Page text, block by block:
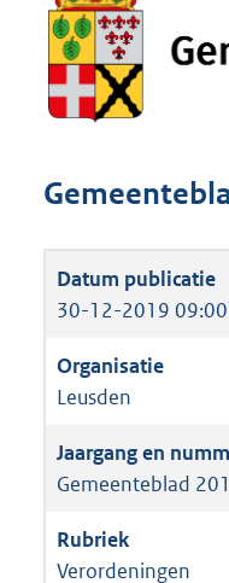
30-12-2019 09:00
Leusden
Gemeenteblad
Verordeningen